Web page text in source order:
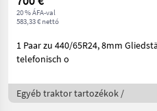
20 % ÁFA-val
583,33 € nettó
1 Paar zu 440/65R24, 8mm Gliedstärke,
telefonisch o
Egyéb traktor tartozékok /